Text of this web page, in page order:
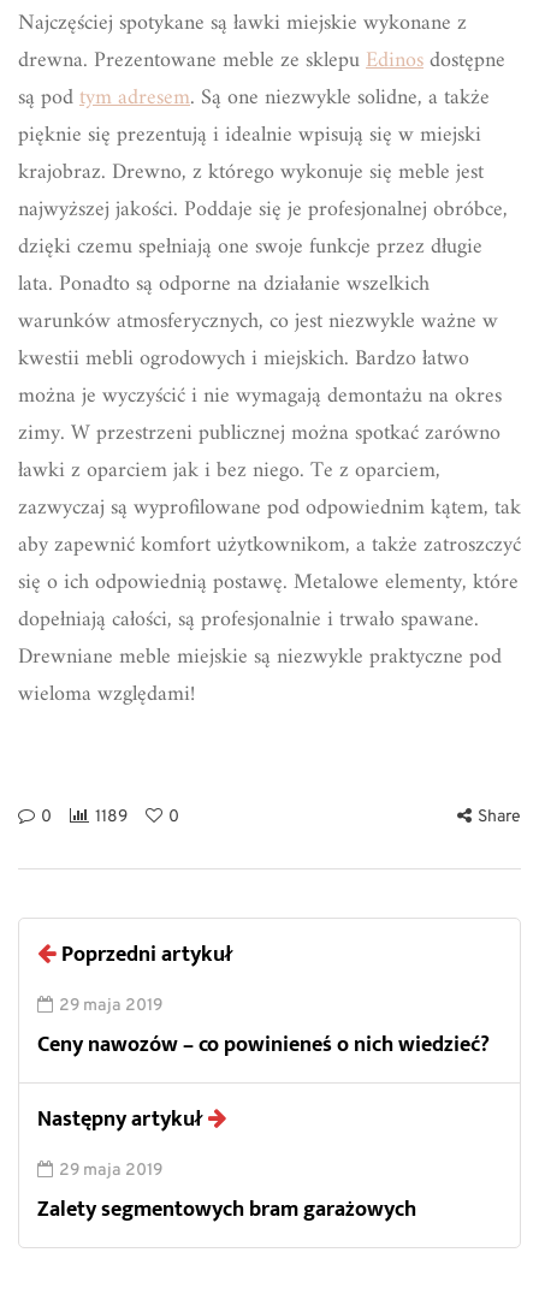
Najczęściej spotykane są ławki miejskie wykonane z
drewna. Prezentowane meble ze sklepuEdinosdostępne
są podtym adresem. Są one niezwykle solidne, a także
pięknie się prezentują i idealnie wpisują się w miejski
krajobraz. Drewno, z którego wykonuje się meble jest
najwyższej jakości. Poddaje się je profesjonalnej obróbce,
dzięki czemu spełniają one swoje funkcje przez długie
lata. Ponadto są odporne na działanie wszelkich
warunków atmosferycznych, co jest niezwykle ważne w
kwestii mebli ogrodowych i miejskich. Bardzo łatwo
można je wyczyścić i nie wymagają demontażu na okres
zimy. W przestrzeni publicznej można spotkać zarówno
ławki z oparciem jak i bez niego. Te z oparciem,
zazwyczaj są wyprofilowane pod odpowiednim kątem, tak
aby zapewnić komfort użytkownikom, a także zatroszczyć
się o ich odpowiednią postawę. Metalowe elementy, które
dopełniają całości, są profesjonalnie i trwało spawane.
Drewniane meble miejskie są niezwykle praktyczne pod
wieloma względami!
0 1189 0 Share
Poprzedni artykuł
29 maja 2019
Ceny nawozów – co powinieneś o nich wiedzieć?
Następny artykuł
29 maja 2019
Zalety segmentowych bram garażowych